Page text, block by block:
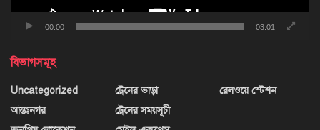
00:00 03:01
বিভাগসমূহ
Uncategorized
আন্তঃনগর
ট্রেনের ভাড়া
ট্রেনের সময়সূচী
রেলওয়ে স্টেশন